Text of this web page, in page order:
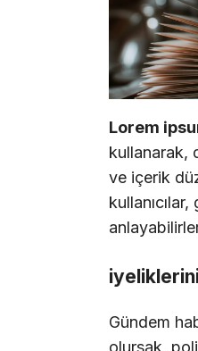
Lorem
kullanarak,
ve içerik
Gündem
olursak,